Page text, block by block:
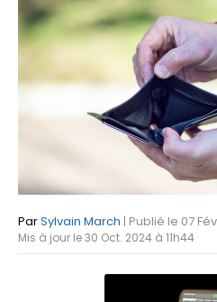
ParSylvain March | Publié le 07
Mis à jour le 30 Oct. 2024 à 11h44